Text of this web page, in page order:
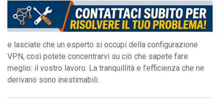
e lasciate che un esperto si occupi della configurazione
VPN, così potete concentrarvi su ciò che sapete fare
meglio: il vostro lavoro. La tranquillità e l’efficienza che ne
derivano sono inestimabili.